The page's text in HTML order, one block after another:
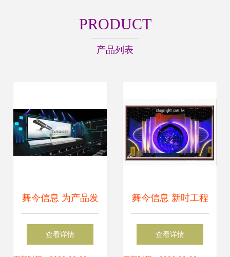
PRODUCT
产品列表
舞今信息 为产品发
布会注入创意与燃
查看详情
舞今信息 新时工程
公司，点亮舞台的
查看详情